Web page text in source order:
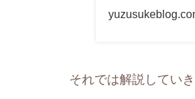
それでは解説していき